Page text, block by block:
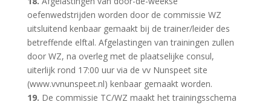
oefenwedstrijden worden door de commissie WZ
uitsluitend kenbaar gemaakt bij de trainer/leider des
betreffende elftal. Afgelastingen van trainingen zullen
door WZ, na overleg met de plaatselijke consul,
uiterlijk rond 17:00 uur via de vv Nunspeet site
(www.vvnunspeet.nl) kenbaar gemaakt worden.
19. De commissie TC/WZ maakt het trainingsschema